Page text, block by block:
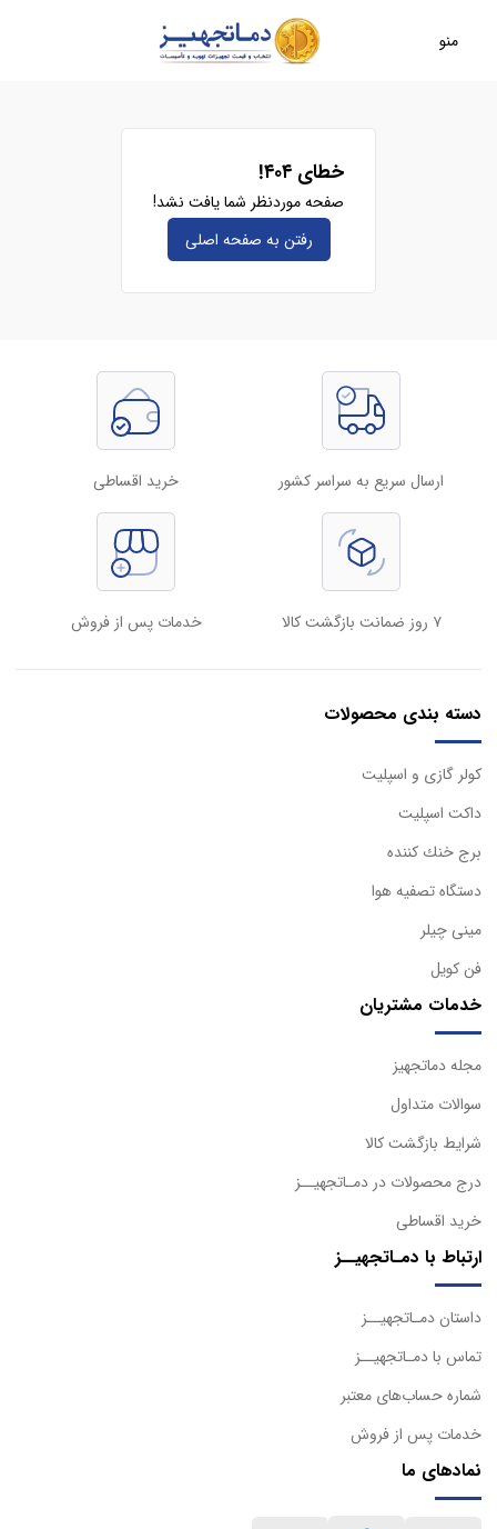
منو
خطای ۴۰۴!
صفحه موردنظر شما یافت نشد!
رفتن به صفحه‌ اصلی
ارسال سریع به سراسر کشور خرید اقساطی
۷ روز ضمانت بازگشت کالا خدمات پس از فروش
دسته بندی محصولات
كولر گازی و اسپليت
داكت اسپليت
برج خنك كننده
دستگاه تصفيه هوا
مینی چیلر
فن کویل
خدمات مشتریان
مجله دماتجهیز
سوالات متداول
شرایط بازگشت کالا
درج محصولات در دمـاتجهیــز
خرید اقساطی
ارتباط با دمـاتجهیــز
داستان دمـاتجهیــز
تماس با دمـاتجهیــز
شماره حساب‌های معتبر
خدمات پس از فروش
نمادهای ما